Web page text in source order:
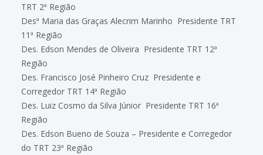
TRT 2ª Região
Desª Maria das Graças Alecrim Marinho  Presidente TRT
11ª Região
Des. Edson Mendes de Oliveira  Presidente TRT 12ª
Região
Des. Francisco José Pinheiro Cruz  Presidente e
Corregedor TRT 14ª Região
Des. Luiz Cosmo da Silva Júnior  Presidente TRT 16ª
Região
Des. Edson Bueno de Souza – Presidente e Corregedor
do TRT 23ª Região